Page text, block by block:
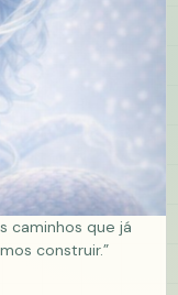
caminhos que já
construir.”